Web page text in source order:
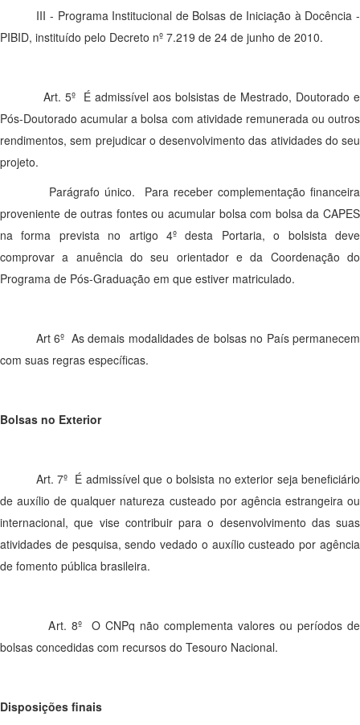
III - Programa Institucional de Bolsas de Iniciação à Docência -
PIBID, instituído pelo Decreto nº 7.219 de 24 de junho de 2010.
Art. 5º É admissível aos bolsistas de Mestrado, Doutorado e
Pós-Doutorado acumular a bolsa com atividade remunerada ou outros
rendimentos, sem prejudicar o desenvolvimento das atividades do seu
projeto.
Parágrafo único. Para receber complementação financeira
proveniente de outras fontes ou acumular bolsa com bolsa da CAPES
na forma prevista no artigo 4º desta Portaria, o bolsista deve
comprovar a anuência do seu orientador e da Coordenação do
Programa de Pós-Graduação em que estiver matriculado.
Art 6º As demais modalidades de bolsas no País permanecem
com suas regras específicas.
Bolsas no Exterior
Art. 7º É admissível que o bolsista no exterior seja beneficiário
de auxílio de qualquer natureza custeado por agência estrangeira ou
internacional, que vise contribuir para o desenvolvimento das suas
atividades de pesquisa, sendo vedado o auxílio custeado por agência
de fomento pública brasileira.
Art. 8º O CNPq não complementa valores ou períodos de
bolsas concedidas com recursos do Tesouro Nacional.
Disposições finais